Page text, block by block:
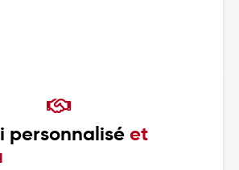
personnalisé et